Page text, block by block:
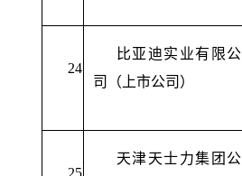
24
比亚迪实业有限公
司（上市公司）
25
天津天士力集团公